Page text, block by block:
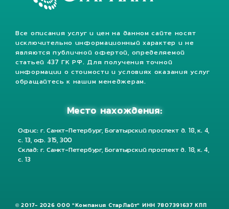
Все описания услуг и цен на данном сайте носят
исключительно информационный характер и не
являются публичной офертой, определяемой
статьей 437 ГК РФ. Для получения точной
информации о стоимости и условиях оказания услуг
обращайтесь к нашим менеджерам.
Место нахождения:
Офис: г. Санкт-Петербург, Богатырский проспект д. 18, к. 4,
с. 13, оф. 315, 300
Склад: г. Санкт-Петербург, Богатырский проспект д. 18, к. 4,
с. 13
© 2017- 2026 ООО "Компания СтарЛайт" ИНН 7807391637 КПП